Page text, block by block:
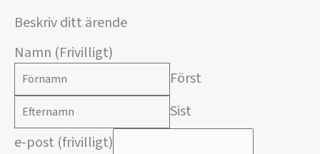
Beskriv ditt ärende
Namn (Frivilligt)
Först
Sist
e-post (frivilligt)